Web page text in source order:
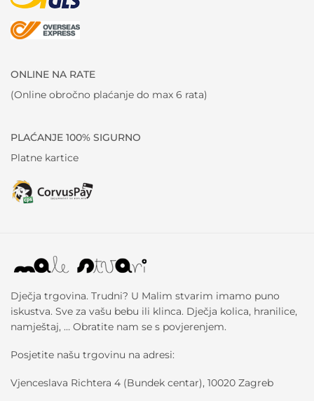
ONLINE NA RATE
(Online obročno plaćanje do max 6 rata)
PLAĆANJE 100% SIGURNO
Platne kartice
Dječja trgovina. Trudni? U Malim stvarim imamo puno
iskustva. Sve za vašu bebu ili klinca. Dječja kolica, hranilice,
namještaj, … Obratite nam se s povjerenjem.
Posjetite našu trgovinu na adresi:
Vjenceslava Richtera 4 (Bundek centar), 10020 Zagreb